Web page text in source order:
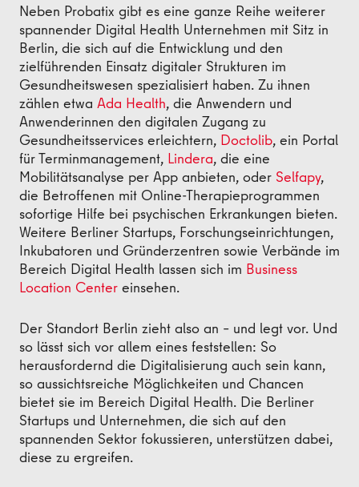
Neben Probatix gibt es eine ganze Reihe weiterer
spannender Digital Health Unternehmen mit Sitz in
Berlin, die sich auf die Entwicklung und den
zielführenden Einsatz digitaler Strukturen im
Gesundheitswesen spezialisiert haben. Zu ihnen
zählen etwa Ada Health, die Anwendern und
Anwenderinnen den digitalen Zugang zu
Gesundheitsservices erleichtern, Doctolib, ein Portal
für Terminmanagement, Lindera, die eine
Mobilitätsanalyse per App anbieten, oder Selfapy,
die Betroffenen mit Online-Therapieprogrammen
sofortige Hilfe bei psychischen Erkrankungen bieten.
Weitere Berliner Startups, Forschungseinrichtungen,
Inkubatoren und Gründerzentren sowie Verbände im
Bereich Digital Health lassen sich im Business
Location Center einsehen.
Der Standort Berlin zieht also an – und legt vor. Und
so lässt sich vor allem eines feststellen: So
herausfordernd die Digitalisierung auch sein kann,
so aussichtsreiche Möglichkeiten und Chancen
bietet sie im Bereich Digital Health. Die Berliner
Startups und Unternehmen, die sich auf den
spannenden Sektor fokussieren, unterstützen dabei,
diese zu ergreifen.